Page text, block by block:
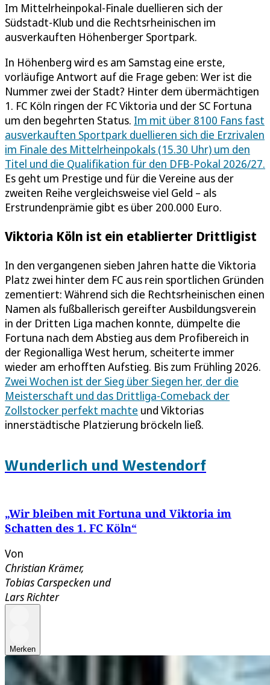
Im Mittelrheinpokal-Finale duellieren sich der
Südstadt-Klub und die Rechtsrheinischen im
ausverkauften Höhenberger Sportpark.
In Höhenberg wird es am Samstag eine erste,
vorläufige Antwort auf die Frage geben: Wer ist die
Nummer zwei der Stadt? Hinter dem übermächtigen
1. FC Köln ringen der FC Viktoria und der SC Fortuna
um den begehrten Status. Im mit über 8100 Fans fast
ausverkauften Sportpark duellieren sich die Erzrivalen
im Finale des Mittelrheinpokals (15.30 Uhr) um den
Titel und die Qualifikation für den DFB-Pokal 2026/27.
Es geht um Prestige und für die Vereine aus der
zweiten Reihe vergleichsweise viel Geld – als
Erstrundenprämie gibt es über 200.000 Euro.
Viktoria Köln ist ein etablierter Drittligist
In den vergangenen sieben Jahren hatte die Viktoria
Platz zwei hinter dem FC aus rein sportlichen Gründen
zementiert: Während sich die Rechtsrheinischen einen
Namen als fußballerisch gereifter Ausbildungsverein
in der Dritten Liga machen konnte, dümpelte die
Fortuna nach dem Abstieg aus dem Profibereich in
der Regionalliga West herum, scheiterte immer
wieder am erhofften Aufstieg. Bis zum Frühling 2026.
Zwei Wochen ist der Sieg über Siegen her, der die
Meisterschaft und das Drittliga-Comeback der
Zollstocker perfekt machte und Viktorias
innerstädtische Platzierung bröckeln ließ.
Wunderlich und Westendorf
„Wir bleiben mit Fortuna und Viktoria im
Schatten des 1. FC Köln“
Von
Christian Krämer,
Tobias Carspecken und
Lars Richter
Merken